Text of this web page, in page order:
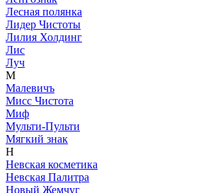
Лесная полянка
Лидер Чистоты
Лилия Холдинг
Лис
Луч
М
Малевичъ
Мисс Чистота
Миф
Мульти-Пульти
Мягкий знак
Н
Невская косметика
Невская Палитра
Новый Жемчуг